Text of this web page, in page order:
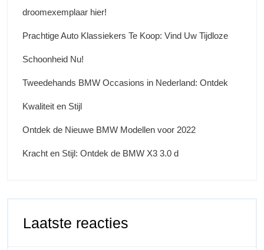
droomexemplaar hier!
Prachtige Auto Klassiekers Te Koop: Vind Uw Tijdloze
Schoonheid Nu!
Tweedehands BMW Occasions in Nederland: Ontdek
Kwaliteit en Stijl
Ontdek de Nieuwe BMW Modellen voor 2022
Kracht en Stijl: Ontdek de BMW X3 3.0 d
Laatste reacties